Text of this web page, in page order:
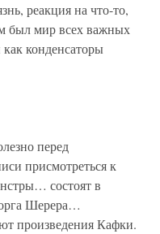
реакция на что-то,
был мир всех важных
конденсаторы
перед
присмотреться к
состоят в
Шерера…
произведения Кафки.